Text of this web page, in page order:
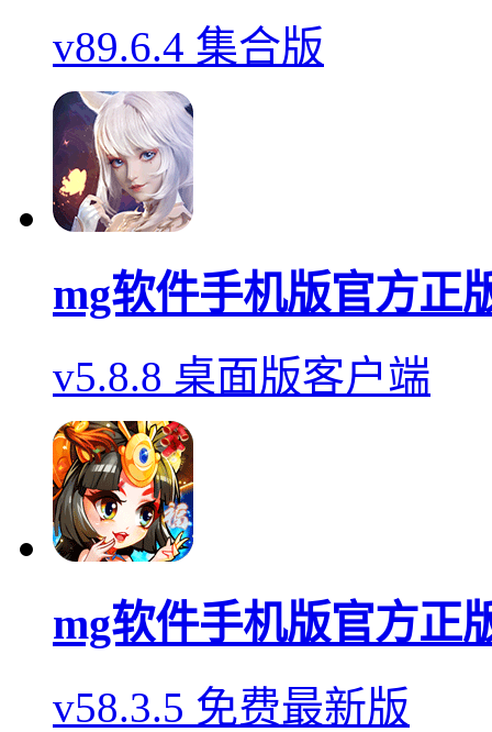
v89.6.4 集合版
mg软件手机版官方正
v5.8.8 桌面版客户端
mg软件手机版官方正
v58.3.5 免费最新版